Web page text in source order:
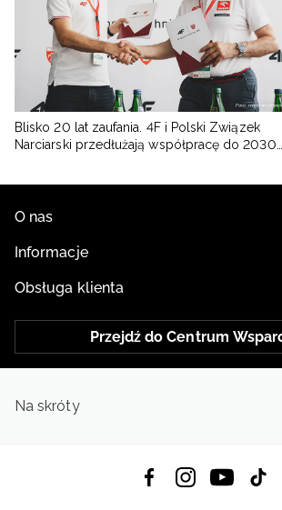
Blisko 20 lat zaufania. 4F i Polski Związek
Narciarski przedłużają współpracę do 2030
O nas
Informacje
Obsługa klienta
Przejdź do Centrum
Na skróty